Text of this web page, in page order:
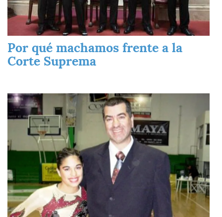
Por qué machamos frente a la
Corte Suprema
Imagen